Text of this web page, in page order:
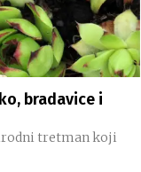
bradavice i
tretman koji